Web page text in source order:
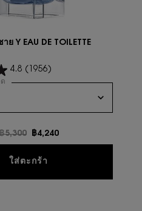
ย Y EAU DE TOILETTE
4.8 (1956)
for นํ้าหอมผู้ชาย Y EAU DE TOILETTE
ราคาเก่า
฿5,300 ราคาใหม่
฿4,240
ใส่ตะกร้า